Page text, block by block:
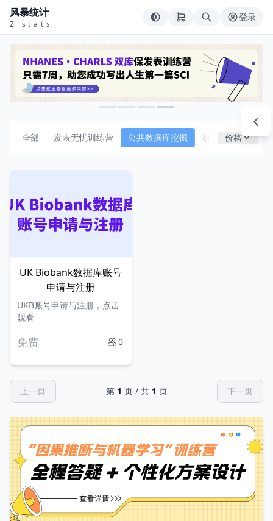
风暴统计
Z stats
登录
全部 发表无忧训练营 公共数据库挖掘 机器学习 组合
价格
UK Biobank数据库账号
申请与注册
UKB账号申请与注册，点击
观看
免费 0
上一页 第 1 页 / 共 1 页 下一页